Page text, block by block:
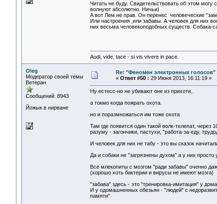
Читать не буду. Свидетельствовать об этом
волнуют абсолютно. Ничьи)
А вот Лем не прав. Он перенес
Или настроения ,или забавы. А человек для них
них весьма человекоподобных существ. Собака-
Audi, vide, tace - si vis vivere in pace.
Oleg
Модератор своей темы
Ветеран
Сообщений: 8943
Йожык в нирване
Re: "Феномен электронных голосов"
« Ответ #50 : 29 Июня 2013, 16:11:19 »
Ну естесс-но не убивают оне из прихоти..
а токмо когда пожрать охота.
но и поразмножаться им тоже охота
Там где появится один такой волк-телепат,
разуму - загончики, пастухи, "работа-за-еду,
И человек для них не табу - это вы сказок
Да и собаки не "загрязнены духом" а у них
Все млекопиты с мозгом "ради забавы" оченно
(хорошо хоть бактерии и вирусы не имеют мозга)
"забава" здесь - это "тренировка-имитация" у
И у одомашненных обезьян - "людей" с
памяти"